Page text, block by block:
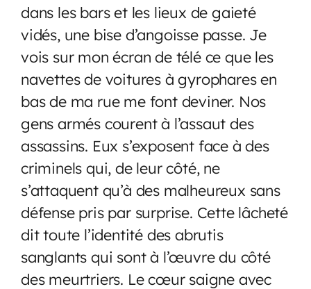
dans les bars et les lieux de gaieté
vidés, une bise d’angoisse passe. Je
vois sur mon écran de télé ce que les
navettes de voitures à gyrophares en
bas de ma rue me font deviner. Nos
gens armés courent à l’assaut des
assassins. Eux s’exposent face à des
criminels qui, de leur côté, ne
s’attaquent qu’à des malheureux sans
défense pris par surprise. Cette lâcheté
dit toute l’identité des abrutis
sanglants qui sont à l’œuvre du côté
des meurtriers. Le cœur saigne avec